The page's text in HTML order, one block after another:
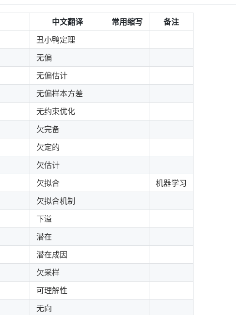
中文翻译 常用缩写
备注
丑小鸭定理
无偏
无偏估计
无偏样本方差
无约束优化
欠完备
欠定的
欠估计
欠拟合
机器学习
欠拟合机制
下溢
潜在
潜在成因
欠采样
可理解性
无向